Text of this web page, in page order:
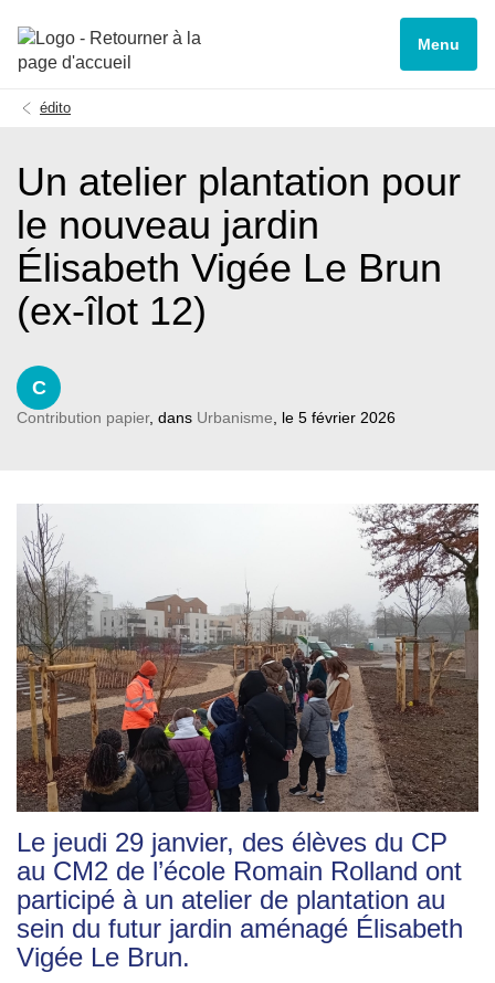
Menu
édito
Un atelier plantation pour
le nouveau jardin
Élisabeth Vigée Le Brun
(ex-îlot 12)
C
Contribution papier, dans Urbanisme , le 5 février 2026
Le jeudi 29 janvier, des élèves du CP
au CM2 de l’école Romain Rolland ont
participé à un atelier de plantation au
sein du futur jardin aménagé Élisabeth
Vigée Le Brun.